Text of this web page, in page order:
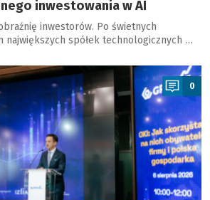
inwestowania w AI
inwestorów. Po świetnych
największych spółek technologicznych …
0